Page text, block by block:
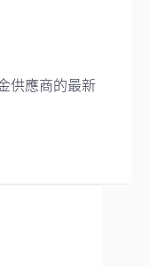
供應商的最新